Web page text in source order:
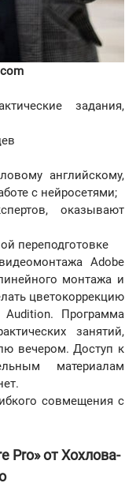
задания,
английскому,
с нейросетями;
оказывают
переподготовке
Adobe
монтажа и
цветокоррекцию
Программа
занятий,
вечером. Доступ к
материалам
совмещения с
Pro» от Хохлова-